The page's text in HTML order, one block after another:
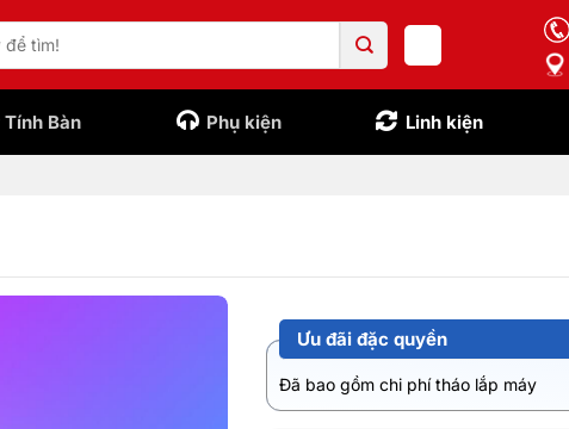
Tính Bàn Phụ kiện Linh kiện
Ưu đãi đặc quyền
Đã bao gồm chi phí tháo lắp máy